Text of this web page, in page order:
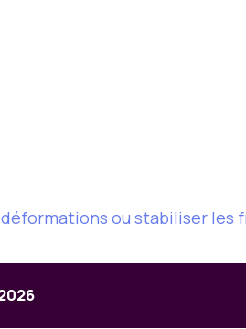
ou stabiliser les